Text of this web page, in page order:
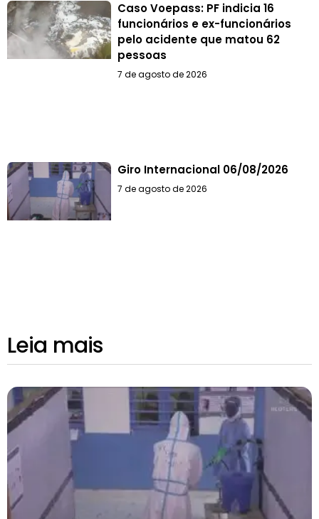
Caso Voepass: PF indicia 16
funcionários e ex-funcionários
pelo acidente que matou 62
pessoas
7 de agosto de 2026
Giro Internacional 06/08/2026
7 de agosto de 2026
Leia mais